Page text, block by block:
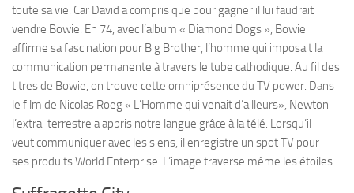
toute sa vie. Car David a compris que pour gagner il lui faudrait
vendre Bowie. En 74, avec l’album « Diamond Dogs », Bowie
affirme sa fascination pour Big Brother, l’homme qui imposait la
communication permanente à travers le tube cathodique. Au fil des
titres de Bowie, on trouve cette omniprésence du TV power. Dans
le film de Nicolas Roeg « L’Homme qui venait d’ailleurs», Newton
l’extra-terrestre a appris notre langue grâce à la télé. Lorsqu’il
veut communiquer avec les siens, il enregistre un spot TV pour
ses produits World Enterprise. L’image traverse même les étoiles.